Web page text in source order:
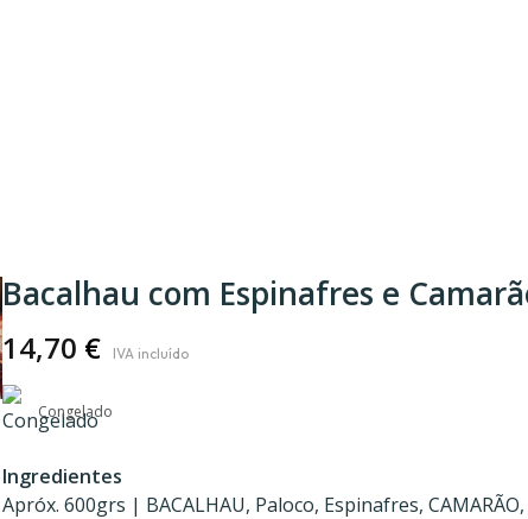
Bacalhau com Espinafres e
14,70 €
Congelado
Ingredientes
Apróx. 600grs | BACALHAU, Paloco, Espinafres,